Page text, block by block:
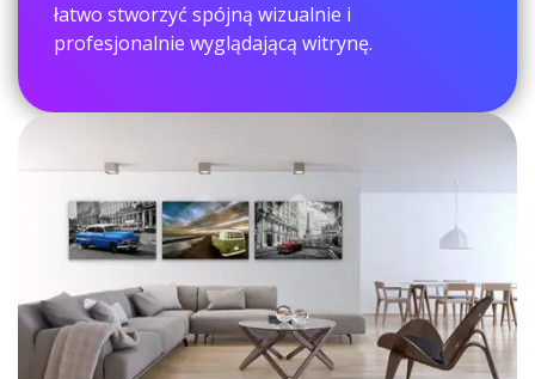
łatwo stworzyć spójną wizualnie i
profesjonalnie wyglądającą witrynę.